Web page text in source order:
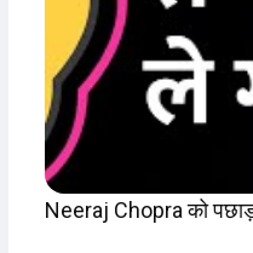
Neeraj Chopra को